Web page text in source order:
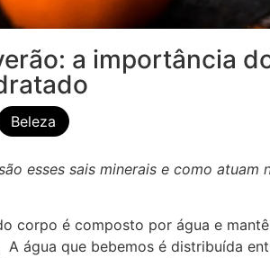
a importância
Beleza
esses sais minerais e como
corpo é composto por água e
água que bebemos é distribuída